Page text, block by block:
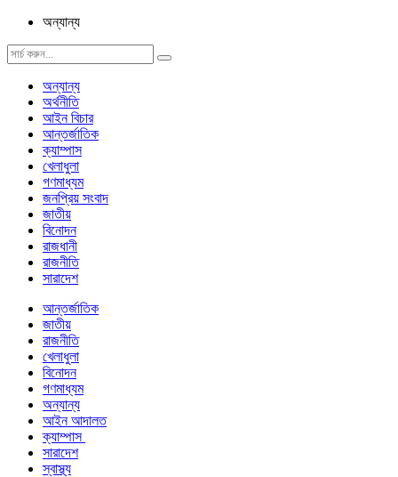
অন্যান্য
অন্যান্য
অর্থনীতি
আইন বিচার
আন্তর্জাতিক
ক্যাম্পাস
খেলাধুলা
গণমাধ্যম
জনপ্রিয় সংবাদ
জাতীয়
বিনোদন
রাজধানী
রাজনীতি
সারাদেশ
আন্তর্জাতিক
জাতীয়
রাজনীতি
খেলাধুলা
বিনোদন
গণমাধ্যম
অন্যান্য
আইন আদালত
ক্যাম্পাস
সারাদেশ
স্বাস্থ্য